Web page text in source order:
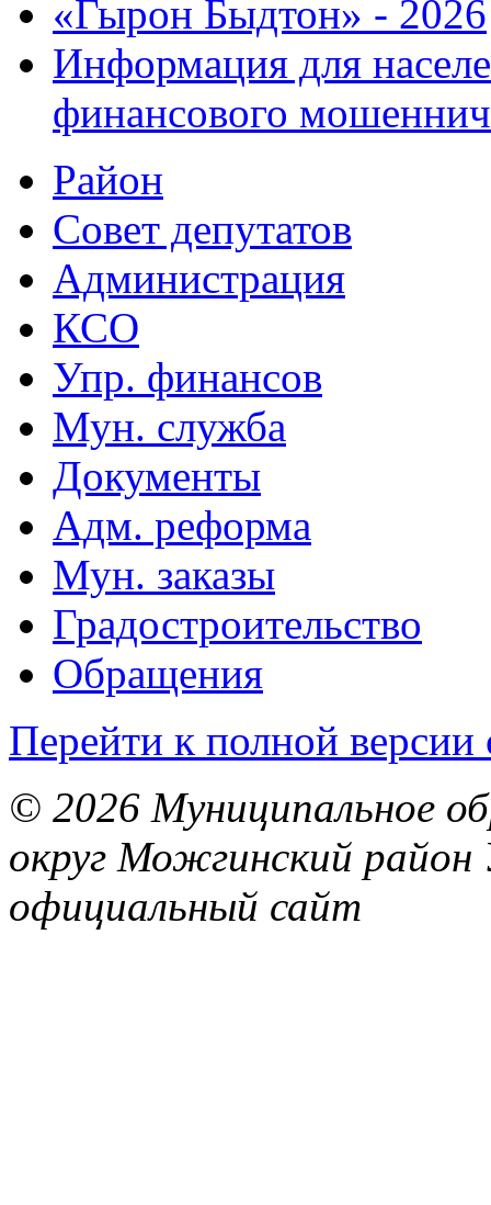
«Гырон Быдтон» - 2026
Информация для
финансового
Район
Совет депутатов
Администрация
КСО
Упр. финансов
Мун. служба
Документы
Адм. реформа
Мун. заказы
Градостроительство
Обращения
Перейти к полной версии
© 2026 Муниципальное
округ Можгинский район
официальный сайт